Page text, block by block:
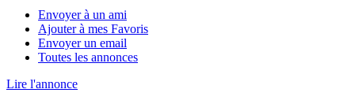
Envoyer à un ami
Ajouter à mes Favoris
Envoyer un email
Toutes les annonces
Lire l'annonce